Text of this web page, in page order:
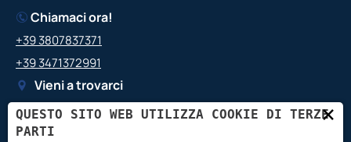
Chiamaci ora!
+39 3807837371
+39 3471372991
Vieni a trovarci
Via Giacomo Leopardi, 2,
37056 Salizzole VR
×
QUESTO SITO WEB UTILIZZA COOKIE DI TERZE
PARTI